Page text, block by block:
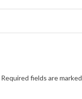
Required fields are marked